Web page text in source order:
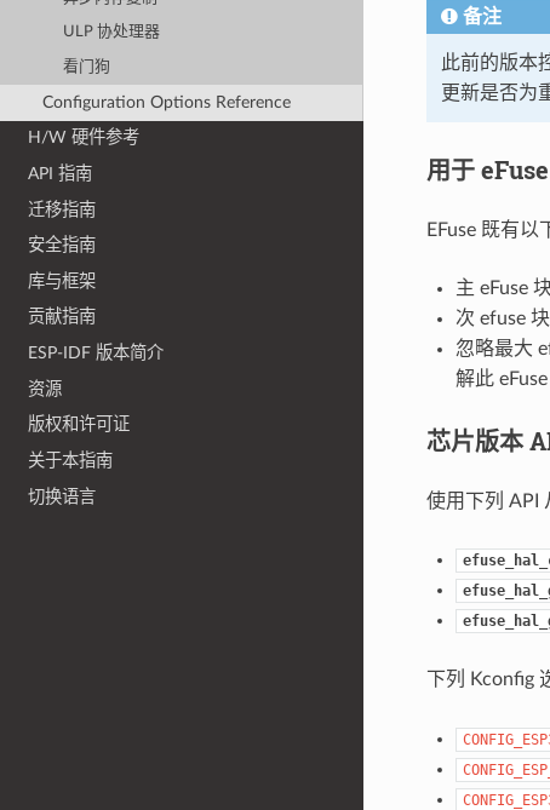
ULP 协处理器
看门狗
Configuration Options Reference
H/W 硬件参考
API 指南
迁移指南
安全指南
库与框架
贡献指南
ESP-IDF 版本简介
资源
版权和许可证
关于本指南
切换语言
备注
此前的版本
更新是否为
用于
EFuse 既有以
主 eFuse
次 efuse
忽略最大
解此 eFuse
芯片版本
使用下列 API
下列 Kconfig